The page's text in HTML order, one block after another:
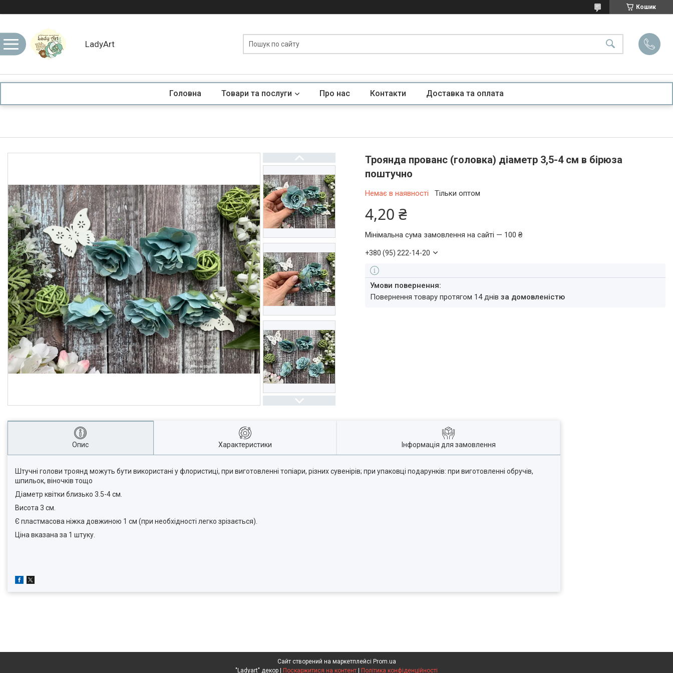
Кошик
LadyArt
Головна Товари та послуги Про нас Контакти Доставка та оплата
Троянда прованс (головка) діаметр 3,5-4 см в бірюза
поштучно
Немає в наявності Тільки оптом
4,20 ₴
Мінімальна сума замовлення на сайті — 100 ₴
+380 (95) 222-14-20
повернення товару протягом 14 днівза домовленістю
Опис Характеристики Інформація для замовлення
Штучні голови троянд можуть бути використані у флористиці, при виготовленні топіари, різних сувенірів; при упаковці подарунків: при виготовленні обручів,
шпильок, віночків тощо
Діаметр квітки близько 3.5-4 см.
Висота 3 см.
Є пластмасова ніжка довжиною 1 см (при необхідності легко зрізається).
Ціна вказана за 1 штуку.
Сайт створений на маркетплейсі Prom.ua
Поскаржитися на контент Політика конфіденційності